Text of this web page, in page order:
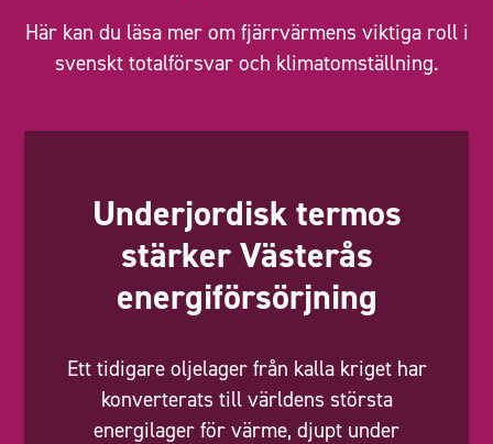
Här kan du läsa mer om fjärrvärmens viktiga roll i
svenskt totalförsvar och klimatomställning.
Underjordisk termos
stärker Västerås
energiförsörjning
Ett tidigare oljelager från kalla kriget har
konverterats till världens största
energilager för värme, djupt under